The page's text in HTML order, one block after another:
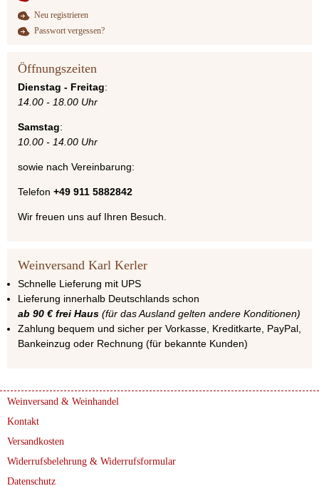
Neu registrieren
Passwort vergessen?
Öffnungszeiten
Dienstag - Freitag:
14.00 - 18.00 Uhr
Samstag:
10.00 - 14.00 Uhr
sowie nach Vereinbarung:
Telefon +49 911 5882842
Wir freuen uns auf Ihren Besuch.
Weinversand Karl Kerler
Schnelle Lieferung mit UPS
Lieferung innerhalb Deutschlands schon
ab 90 € frei Haus (für das Ausland gelten andere Konditionen)
Zahlung bequem und sicher per Vorkasse, Kreditkarte, PayPal,
Bankeinzug oder Rechnung (für bekannte Kunden)
Weinversand & Weinhandel
Kontakt
Versandkosten
Widerrufsbelehrung & Widerrufsformular
Datenschutz